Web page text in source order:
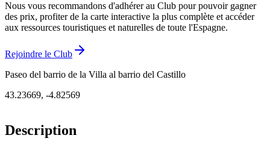
Nous vous recommandons d'adhérer au Club pour pouvoir gagner
des prix, profiter de la carte interactive la plus complète et accéder
aux ressources touristiques et naturelles de toute l'Espagne.
Rejoindre le Club
Paseo del barrio de la Villa al barrio del Castillo
43.23669, -4.82569
Description